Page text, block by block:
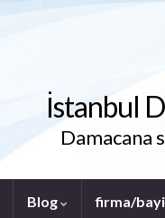
İstanbul
Damacana
Blog firma/